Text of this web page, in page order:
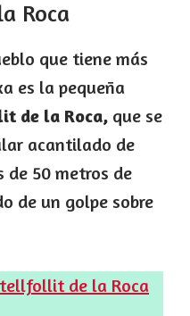
Roca
que tiene más
es la pequeña
de la Roca, que se
acantilado de
de 50 metros de
de un golpe sobre
de la Roca